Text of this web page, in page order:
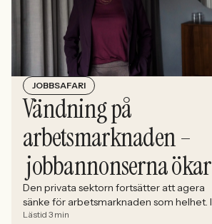
JOBBSAFARI
Vändning på
arbetsmarknaden –
jobbannonserna ökar
Den privata sektorn fortsätter att agera
sänke för arbetsmarknaden som helhet. I
april minskade antalet jobbannonser i
Lästid 3 min